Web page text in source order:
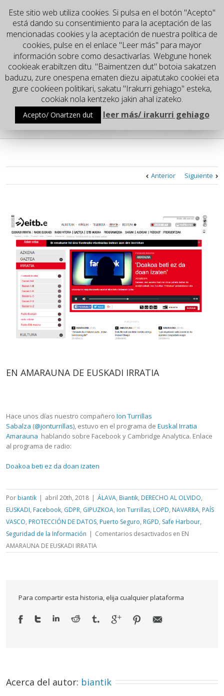
Go to...
EN AMARAUNA DE EUSKADI IRRATIA
Anterior Siguiente
EN AMARAUNA DE EUSKADI IRRATIA
Hace unos días nuestro compañero Ion Turrillas
Sabalza (@jonturrillas), estuvo en el programa de Euskal Irratia
Amarauna hablando sobre Facebook y Cambridge Analytica. Enlace
al programa de radio:
Doakoa beti ez da doan izaten
Por biantik | abril 20th, 2018 | ÁLAVA, Biantik, DERECHO AL OLVIDO,
EUSKADI, Facebook, GDPR, GIPUZKOA, Ion Turrillas, LOPD, NAVARRA, PAÍS
VASCO, PROTECCIÓN DE DATOS, Puerto Seguro, RGPD, Safe Harbour,
Seguridad de la Información | Comentarios desactivados en EN
AMARAUNA DE EUSKADI IRRATIA
Para compartir esta historia, elija cualquier plataforma
Acerca del autor: biantik
Este sitio web utiliza cookies. Si pulsa en el botón "Acepto"
está dando su consentimiento para la aceptación de las
mencionadas cookies y la aceptación de nuestra política de
cookies, pulse en el enlace "Leer más" para mayor
información sobre como desactivarlas. Webgune honek
cookieak erabiltzen ditu. "Baimentzen dut" botoia sakatzen
baduzu, zure onespena ematen diezu aipatutako cookiei eta
gure cookieen politikari, sakatu "Irakurri gehiago" esteka,
cookiak nola kentzeko jakin ahal izateko.
Acepto/ Onartzen dut leer más/ irakurri gehiago